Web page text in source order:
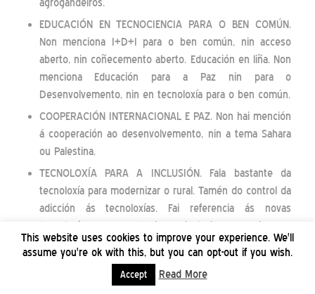
agrogandeiros.
EDUCACIÓN EN TECNOCIENCIA PARA O BEN COMÚN.
Non menciona I+D+I para o ben común, nin acceso
aberto, nin coñecemento aberto. Educación en liña. Non
menciona Educación para a Paz nin para o
Desenvolvemento, nin en tecnoloxía para o ben común.
COOPERACIÓN INTERNACIONAL E PAZ. Non hai mención
á cooperación ao desenvolvemento, nin a tema Sahara
ou Palestina.
TECNOLOXÍA PARA A INCLUSIÓN. Fala bastante da
tecnoloxía para modernizar o rural. Tamén do control da
adicción ás tecnoloxías. Fai referencia ás novas
tecnoloxías para o turismo inclusivo. Menciona a
alfabetización dixital especificamente para persoas con
discapacidade .Tamén da loita contra a fenda de xénero
(especificamente no rural), e da non discriminación da
This website uses cookies to improve your experience. We'll
assume you're ok with this, but you can opt-out if you wish.
Accept Read More